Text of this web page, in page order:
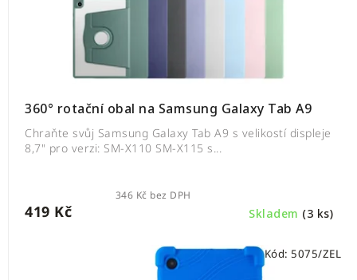
360° rotační obal na Samsung Galaxy Tab A9
Skladem (3 ks)
346 Kč bez DPH
419 Kč
Chraňte svůj Samsung Galaxy Tab A9 s velikostí displeje
8,7" pro verzi: SM-X110 SM-X115 s...
Kód: 5075/ZEL